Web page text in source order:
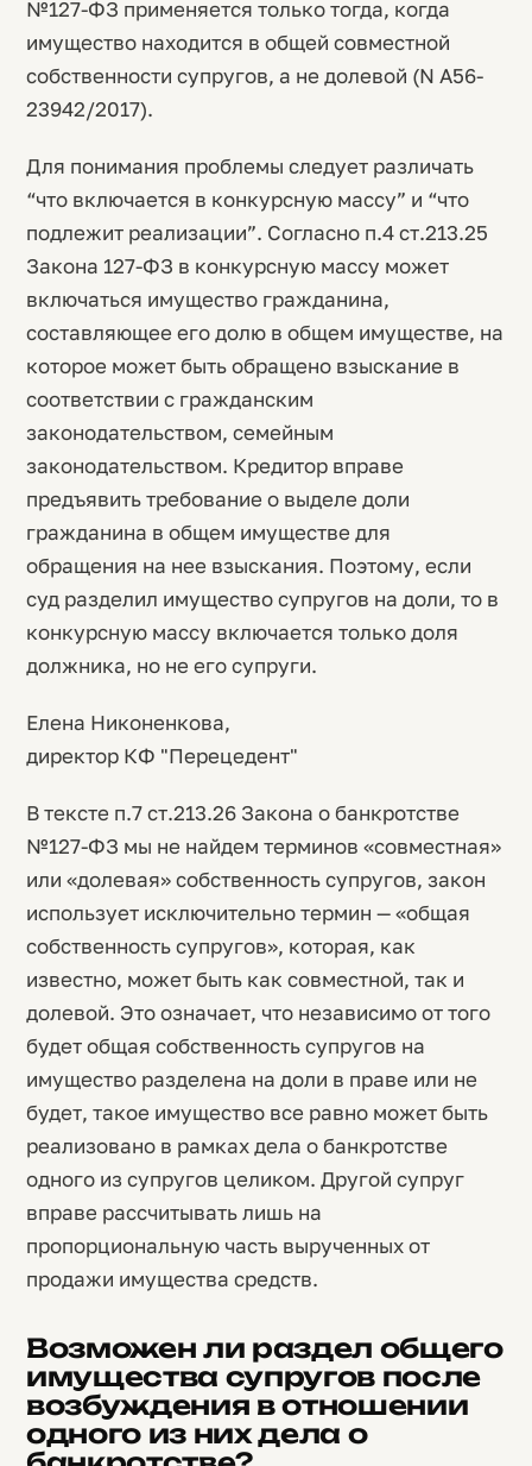
№127-ФЗ применяется только тогда, когда
имущество находится в общей совместной
собственности супругов, а не долевой (N А56-
23942/2017).
Для понимания проблемы следует различать
“что включается в конкурсную массу” и “что
подлежит реализации”. Согласно п.4 ст.213.25
Закона 127-ФЗ в конкурсную массу может
включаться имущество гражданина,
составляющее его долю в общем имуществе, на
которое может быть обращено взыскание в
соответствии с гражданским
законодательством, семейным
законодательством. Кредитор вправе
предъявить требование о выделе доли
гражданина в общем имуществе для
обращения на нее взыскания. Поэтому, если
суд разделил имущество супругов на доли, то в
конкурсную массу включается только доля
должника, но не его супруги.
Елена Никоненкова,
директор КФ "Перецедент"
В тексте п.7 ст.213.26 Закона о банкротстве
№127-ФЗ мы не найдем терминов «совместная»
или «долевая» собственность супругов, закон
использует исключительно термин — «общая
собственность супругов», которая, как
известно, может быть как совместной, так и
долевой. Это означает, что независимо от того
будет общая собственность супругов на
имущество разделена на доли в праве или не
будет, такое имущество все равно может быть
реализовано в рамках дела о банкротстве
одного из супругов целиком. Другой супруг
вправе рассчитывать лишь на
пропорциональную часть вырученных от
продажи имущества средств.
Возможен ли раздел общего
имущества супругов после
возбуждения в отношении
одного из них дела о